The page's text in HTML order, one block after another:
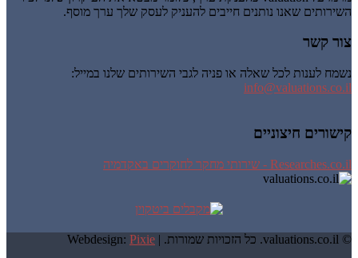
השירותים שאנו נותנים חייבים להעניק לעסק שלך ערך מוסף.
צור קשר
נשמח לענות לכל שאלה או פניה לגבי השירותים שלנו במייל:
info@valuations.co.il
קישורים חיצוניים
Researches.co.il - שירותי מחקר לחוקרים באקדמיה
© valuations.co.il. כל הזכויות שמורות. | Webdesign: Pixie